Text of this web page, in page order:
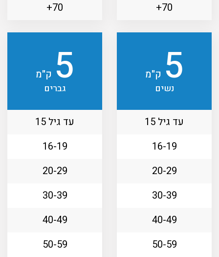
70+
70+
5 ק"מ
נשים
עד גיל 15
16-19
20-29
30-39
40-49
50-59
5 ק"מ
גברים
עד גיל 15
16-19
20-29
30-39
40-49
50-59